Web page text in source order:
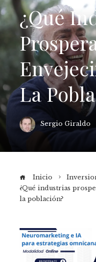
¿Qué
La
Sergio Giraldo
Inicio
¿Qué industrias
la población?